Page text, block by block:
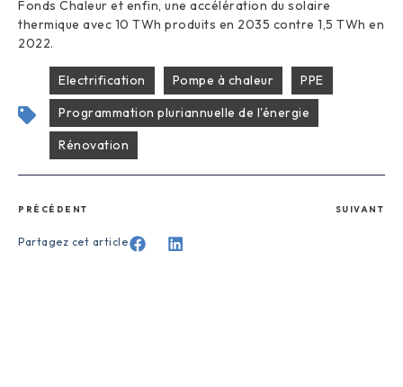
Fonds Chaleur et enfin, une accélération du solaire
thermique avec 10 TWh produits en 2035 contre 1,5 TWh en
2022.
Electrification Pompe à chaleur
PPE
Programmation pluriannuelle de l'énergie
Rénovation
PRÉCÉDENT SUIVANT
Partagez cet article